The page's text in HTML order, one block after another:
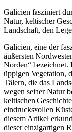
Galicien fasziniert
Natur, keltischer
Landschaft, den
Galicien, eine der
äußersten
Norden“ bezeichnet.
üppigen Vegetation,
Tälern, die das
wegen seiner Natur
keltischen
eindrucksvollen
diesem Artikel
dieser einzigartigen